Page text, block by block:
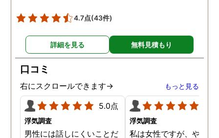
4.7点(43件)
詳細を見る 無料見積もり
口コミ
右にスクロールできます→ もっと見る
5.0点
浮気調査
男性には話しにくいことだ
浮気調査
私は女性ですが、やはり